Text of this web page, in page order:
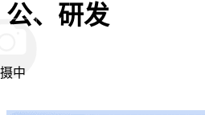
公、研发
中